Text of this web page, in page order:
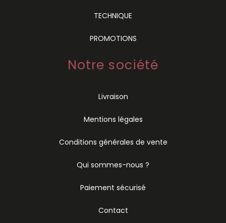
TECHNIQUE
PROMOTIONS
Notre société
Livraison
Mentions légales
Conditions générales de vente
Qui sommes-nous ?
Paiement sécurisé
Contact